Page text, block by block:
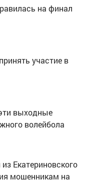
на финал
участие в
выходные
волейбола
Екатериновского
мошенникам на